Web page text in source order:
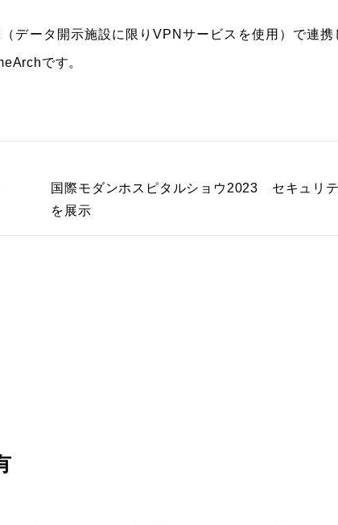
データ開示施設に限りVPNサービスを使用）で連
です。
国際モダンホスピタルショウ2023 セキュリ
を展示